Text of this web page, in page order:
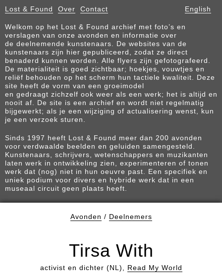
Lost & Found Over Contact English
Welkom op het Lost & Found archief met foto’s en
verslagen van onze avonden en informatie over
de deelnemende kunstenaars. De websites van de
kunstenaars zijn hier gepubliceerd, zodat ze direct
benaderd kunnen worden. Alle flyers zijn gefotografeerd.
De materialiteit is goed zichtbaar; hoekjes, vouwtjes en
reliëf behouden op het scherm hun tactiele kwaliteit. Deze
site heeft de vorm van een groeimodel
en gedraagt zichzelf ook weer als een werk; het is altijd en
nooit af. De site is een archief en wordt niet regelmatig
bijgewerkt; als je een wijziging of actualisering wenst, kun
je een verzoek sturen.
Sinds 1997 heeft Lost & Found meer dan 200 avonden
voor verdwaalde beelden en geluiden samengesteld.
Kunstenaars, schrijvers, wetenschappers en muzikanten
laten werk in ontwikkeling zien, experimenteren of tonen
werk dat (nog) niet in hun oeuvre past. Een specifiek en
uniek podium voor divers en hybride werk dat in een
museaal circuit geen plaats heeft.
Avonden / Deelnemers
Tirsa With
activist en dichter (NL), Read My World